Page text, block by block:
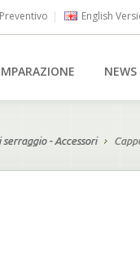
Preventivo | English
serraggio - Accessori